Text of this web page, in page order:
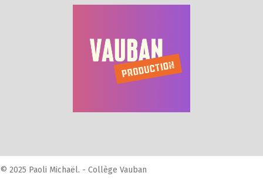
© 2025 Paoli Michaël. - Collège Vauban